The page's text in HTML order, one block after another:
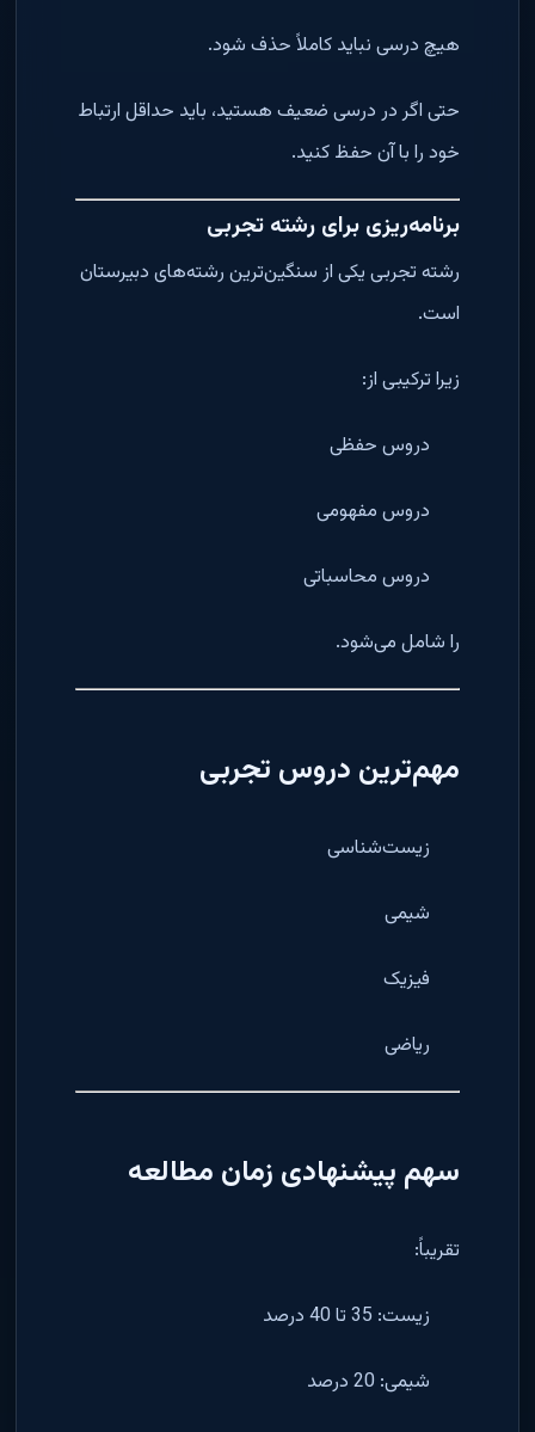
هیچ درسی نباید کاملاً حذف شود.
حتی اگر در درسی ضعیف هستید، باید حداقل ارتباط
خود را با آن حفظ کنید.
برنامه‌ریزی برای رشته تجربی
رشته تجربی یکی از سنگین‌ترین رشته‌های دبیرستان
است.
زیرا ترکیبی از:
دروس حفظی
دروس مفهومی
دروس محاسباتی
را شامل می‌شود.
مهم‌ترین دروس تجربی
زیست‌شناسی
شیمی
فیزیک
ریاضی
سهم پیشنهادی زمان مطالعه
تقریباً:
زیست: 35 تا 40 درصد
شیمی: 20 درصد